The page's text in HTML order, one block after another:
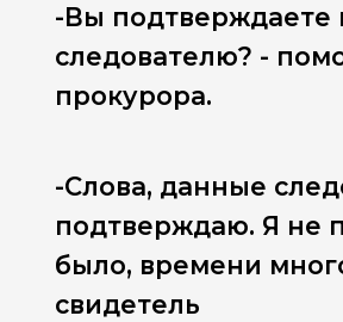
-Вы подтверждаете
следователю? -
прокурора.
-Слова, данные
подтверждаю. Я не
было, времени
свидетель